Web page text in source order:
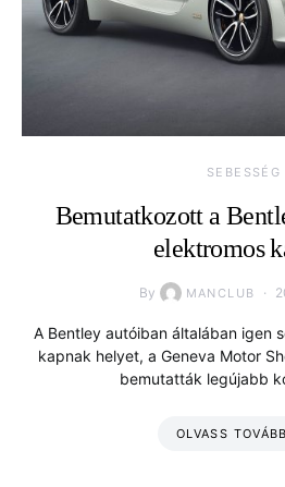
SEBESSÉG
Bemutatkozott a
elektromos
By MANCLUB
A Bentley autóiban általában igen
kapnak helyet, a Geneva Motor
bemutatták legújabb
OLVASS TOVÁBB